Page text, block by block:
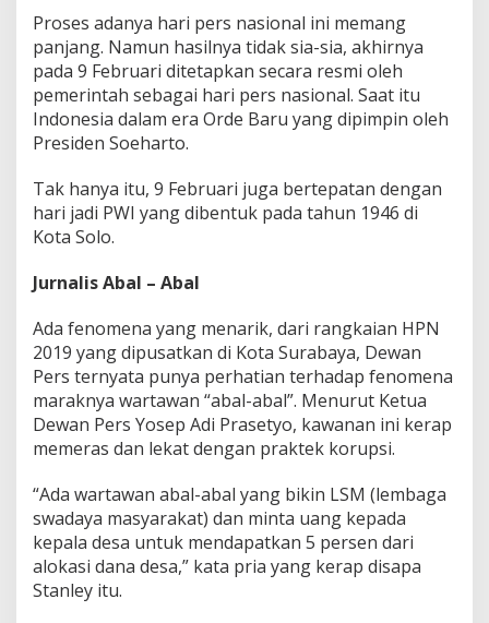
Proses adanya hari pers nasional ini memang
panjang. Namun hasilnya tidak sia-sia, akhirnya
pada 9 Februari ditetapkan secara resmi oleh
pemerintah sebagai hari pers nasional. Saat itu
Indonesia dalam era Orde Baru yang dipimpin oleh
Presiden Soeharto.
Tak hanya itu, 9 Februari juga bertepatan dengan
hari jadi PWI yang dibentuk pada tahun 1946 di
Kota Solo.
Jurnalis Abal – Abal
Ada fenomena yang menarik, dari rangkaian HPN
2019 yang dipusatkan di Kota Surabaya, Dewan
Pers ternyata punya perhatian terhadap fenomena
maraknya wartawan “abal-abal”. Menurut Ketua
Dewan Pers Yosep Adi Prasetyo, kawanan ini kerap
memeras dan lekat dengan praktek korupsi.
“Ada wartawan abal-abal yang bikin LSM (lembaga
swadaya masyarakat) dan minta uang kepada
kepala desa untuk mendapatkan 5 persen dari
alokasi dana desa,” kata pria yang kerap disapa
Stanley itu.